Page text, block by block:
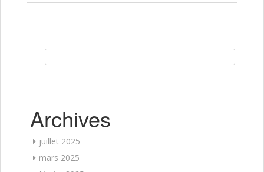
Archives
juillet 2025
mars 2025